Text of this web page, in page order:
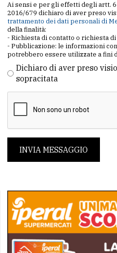
Ai sensi e per gli effetti degli artt.
2016/679 dichiaro di aver preso
trattamento dei dati personali di
della finalità:
- Richiesta di contatto o richiesta
- Pubblicazione: le informazioni
potrebbero essere utilizzate a fini
Dichiaro di aver preso
sopracitata
INVIA MESSAGGIO